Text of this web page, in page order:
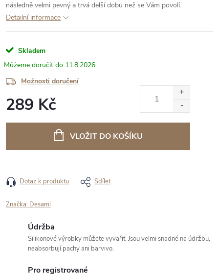
následně velmi pevný a trvá delší dobu než se Vám povolí.
Detailní informace
Skladem
11.8.2026
Možnosti doručení
289 Kč
VLOŽIT DO KOŠÍKU
Dotaz k produktu Sdílet
Značka: Desami
Údržba
Silikonové výrobky můžete vyvařit. Jsou velmi snadné na údržbu,
neabsorbují pachy ani barvivo.
Pro registrované